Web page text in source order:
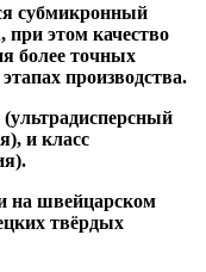
субмикронный
при этом качество
более точных
производства.
и класс
на швейцарском
твёрдых